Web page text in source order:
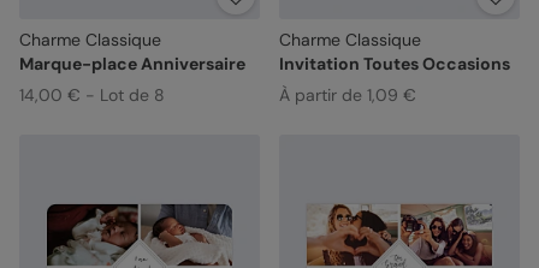
Charme Classique
Marque-place Anniversaire
14,00 € - Lot de 8
Charme Classique
Invitation Toutes Occasions
À partir de 1,09 €